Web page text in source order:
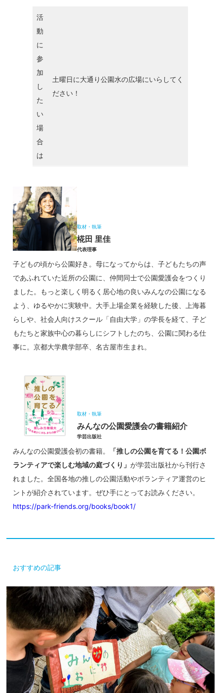
活
動
に
参
加
し
た
い
場
合
は
土曜日に大通り公園水の広場にいらしてく
ださい！
取材・執筆
椛田 里佳
代表理事
子どもの頃から公園好き。母になってからは、子どもたちの声
であふれていた近所の公園に、仲間同士で公園愛護会をつくり
ました。もっと楽しく明るく居心地の良いみんなの公園になる
よう、ゆるやかに実験中。大手上場企業を経験した後、上海暮
らしや、社会人向けスクール「自由大学」の学長を経て、子ど
もたちと家族中心の暮らしにシフトしたのち、公園に関わる仕
事に。京都大学農学部卒、名古屋市生まれ。
取材・執筆
みんなの公園愛護会の書籍紹介
学芸出版社
みんなの公園愛護会初の書籍。
「推しの公園を育てる！公園ボ
ランティアで楽しむ地域の庭づくり」 が学芸出版社から刊行さ
れました。全国各地の推しの公園活動やボランティア運営のヒ
ントが紹介されています。ぜひ手にとってお読みください。
https://park-friends.org/books/book1/
おすすめの記事